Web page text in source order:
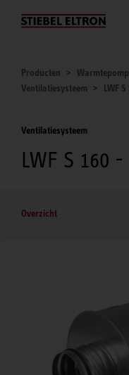
Actueel
Producten
Ventilatiesysteem
LWF
Ventilatiesysteem
LWF S 160 -
Overzicht